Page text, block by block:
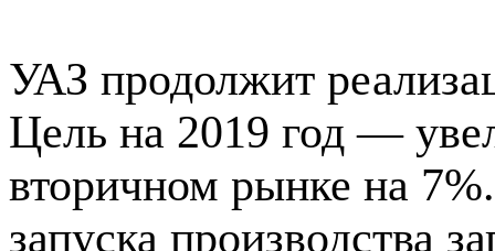
УАЗ продолжит
Цель на 2019 год —
вторичном рынке на
запуска производства